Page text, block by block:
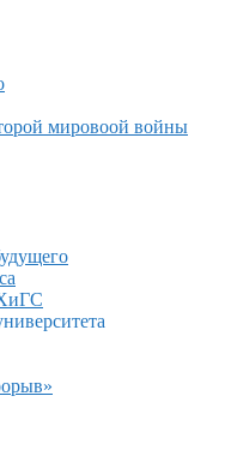
мировоой войны